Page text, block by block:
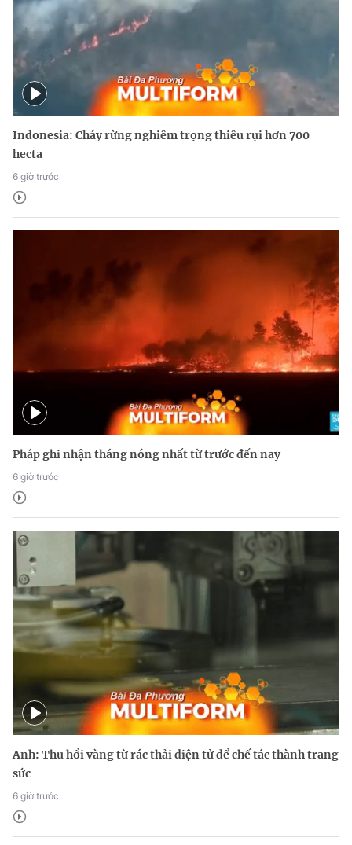
Indonesia: Cháy rừng nghiêm trọng thiêu rụi hơn 700
hecta
6 giờ trước
Pháp ghi nhận tháng nóng nhất từ trước đến nay
6 giờ trước
Anh: Thu hồi vàng từ rác thải điện tử để chế tác thành trang
sức
6 giờ trước